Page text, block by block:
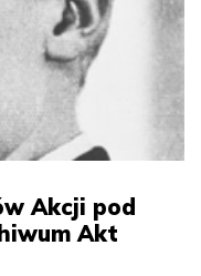
Akcji pod
Akt